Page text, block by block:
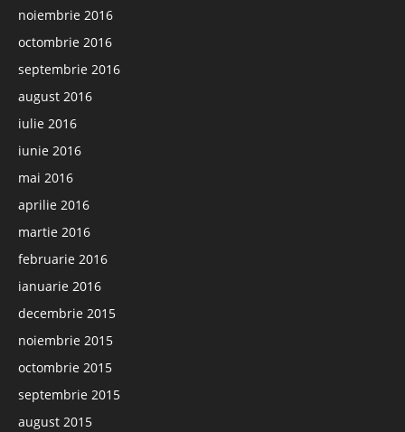
noiembrie 2016
octombrie 2016
septembrie 2016
august 2016
iulie 2016
iunie 2016
mai 2016
aprilie 2016
martie 2016
februarie 2016
ianuarie 2016
decembrie 2015
noiembrie 2015
octombrie 2015
septembrie 2015
august 2015